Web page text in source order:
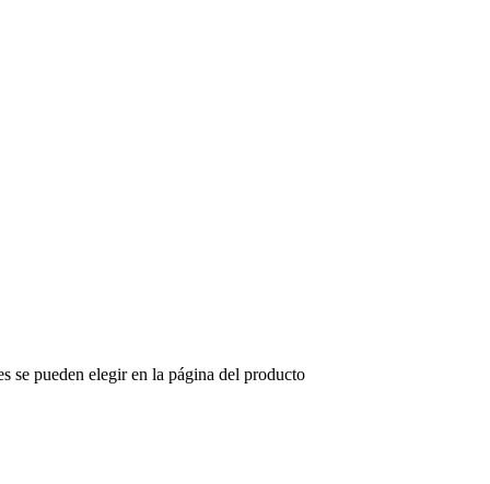
se pueden elegir en la página del producto